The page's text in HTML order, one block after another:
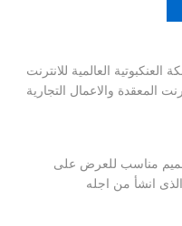
العالمية للانترنت
المعقدة والاعمال التجارية
مناسب للعرض على
انشأ من اجله